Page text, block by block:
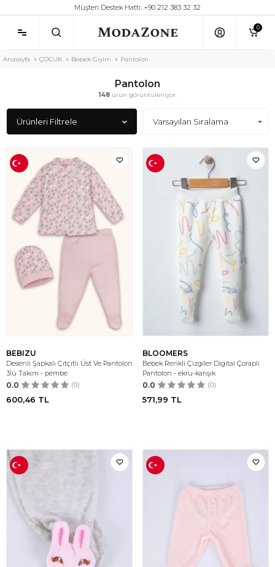
Müşteri Destek Hattı: +90 212 383 32 32
0
Anasayfa ÇOCUK Bebek Giyim Pantolon
Pantolon
148ürün görüntüleniyor.
Ürünleri Filtrele
BEBIZU
Desenli Şapkalı Çıtçıtlı Üst Ve Pantolon
3lü Takım - pembe
0.0 (0)
600,46 TL
BLOOMERS
Bebek Renkli Çizgiler Digital Çoraplı
Pantolon - ekru-karışık
0.0 (0)
571,99 TL